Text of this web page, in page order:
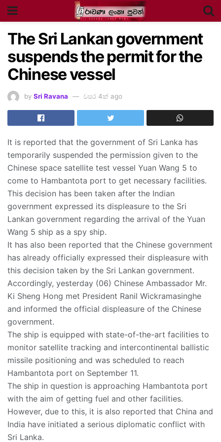
The Sri Lankan government
suspends the permit for the
Chinese vessel
by Sri Ravana වසර 4ක් ago
It is reported that the government of Sri Lanka has
temporarily suspended the permission given to the
Chinese space satellite test vessel Yuan Wang 5 to
come to Hambantota port to get necessary facilities.
This decision has been taken after the Indian
government expressed its displeasure to the Sri
Lankan government regarding the arrival of the Yuan
Wang 5 ship as a spy ship.
It has also been reported that the Chinese government
has already officially expressed their displeasure with
this decision taken by the Sri Lankan government.
Accordingly, yesterday (06) Chinese Ambassador Mr.
Ki Sheng Hong met President Ranil Wickramasinghe
and informed the official displeasure of the Chinese
government.
The ship is equipped with state-of-the-art facilities to
monitor satellite tracking and intercontinental ballistic
missile positioning and was scheduled to reach
Hambantota port on September 11.
The ship in question is approaching Hambantota port
with the aim of getting fuel and other facilities.
However, due to this, it is also reported that China and
India have initiated a serious diplomatic conflict with
Sri Lanka.